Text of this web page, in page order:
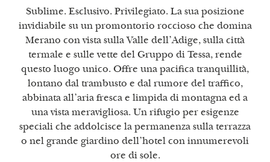
Sublime. Esclusivo. Privilegiato. La sua posizione
invidiabile su un promontorio roccioso che domina
Merano con vista sulla Valle dell’Adige, sulla città
termale e sulle vette del Gruppo di Tessa, rende
questo luogo unico. Offre una pacifica tranquillità,
lontano dal trambusto e dal rumore del traffico,
abbinata all’aria fresca e limpida di montagna ed a
una vista meravigliosa. Un rifugio per esigenze
speciali che addolcisce la permanenza sulla terrazza
o nel grande giardino dell’hotel con innumerevoli
ore di sole.